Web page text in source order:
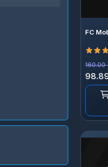
FC
160.00